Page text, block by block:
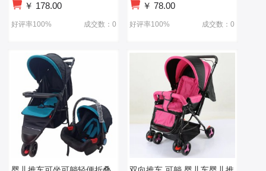
￥ 178.00
好评率100% 成交数：0
￥78.00
好评率100% 成交数：0